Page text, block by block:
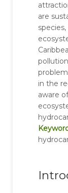
are
in the
aware